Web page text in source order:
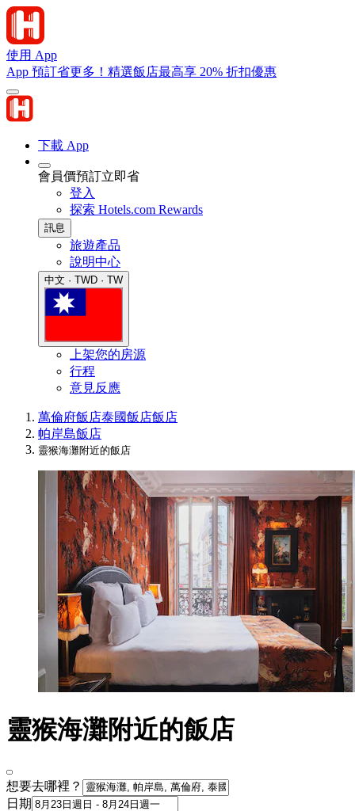
使用 App
App 預訂省更多！精選飯店最高享 20% 折扣優惠
下載 App
會員價預訂立即省
登入
探索 Hotels.com Rewards
訊息
旅遊產品
說明中心
中文 · TWD · TW
上架您的房源
行程
意見反應
萬倫府飯店泰國飯店飯店
帕岸島飯店
靈猴海灘附近的飯店
靈猴海灘附近的飯店
想要去哪裡？
日期